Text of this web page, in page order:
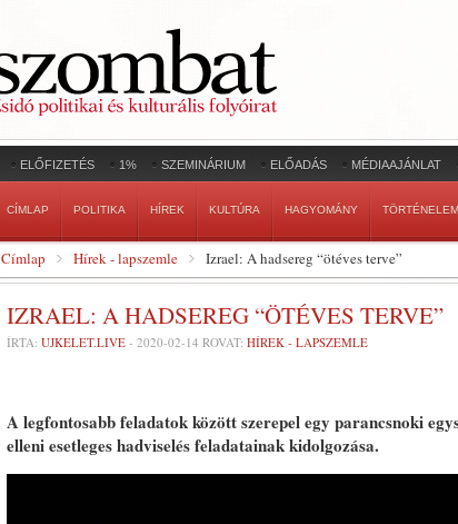
ELŐFIZETÉS 1% SZEMINÁRIUM ELŐADÁS MÉDIAAJÁNLAT
CÍMLAP POLITIKA HÍREK KULTÚRA HAGYOMÁNY TÖRTÉNELEM
Címlap Hírek - lapszemle Izrael: A hadsereg “ötéves terve”
IZRAEL: A HADSEREG “ÖTÉVES TERVE”
ÍRTA: UJKELET.LIVE - 2020-02-14 ROVAT: HÍREK - LAPSZEMLE
A legfontosabb feladatok között szerepel egy parancsnoki
elleni esetleges hadviselés feladatainak kidolgozása.